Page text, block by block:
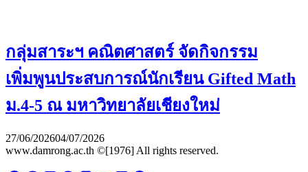
กลุ่มสาระฯ คณิตศาสตร์ จัดกิจกรรม
เพิ่มพูนประสบการณ์นักเรียน Gifted Math
ม.4-5 ณ มหาวิทยาลัยเชียงใหม่
27/06/202604/07/2026
www.damrong.ac.th ©[1976] All rights reserved.